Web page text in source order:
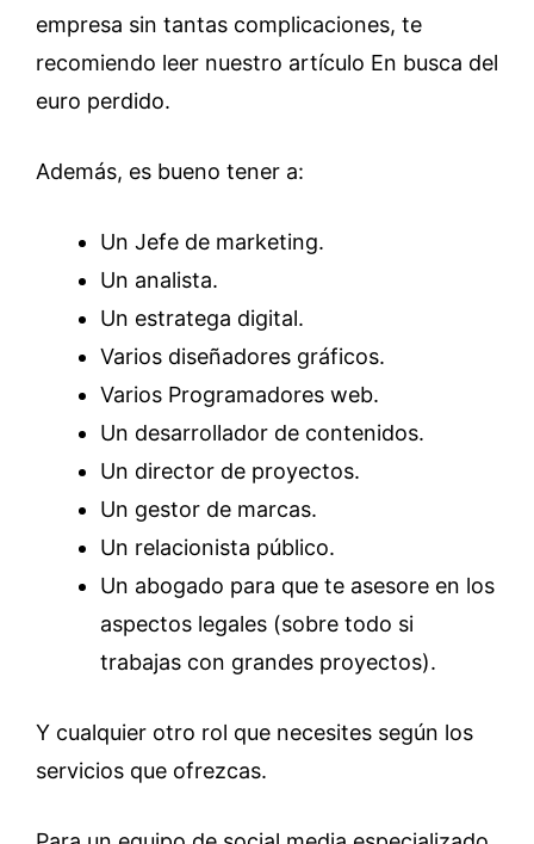
empresa sin tantas complicaciones, te
recomiendo leer nuestro artículo En busca del
euro perdido.
Además, es bueno tener a:
Un Jefe de marketing.
Un analista.
Un estratega digital.
Varios diseñadores gráficos.
Varios Programadores web.
Un desarrollador de contenidos.
Un director de proyectos.
Un gestor de marcas.
Un relacionista público.
Un abogado para que te asesore en los
aspectos legales (sobre todo si
trabajas con grandes proyectos).
Y cualquier otro rol que necesites según los
servicios que ofrezcas.